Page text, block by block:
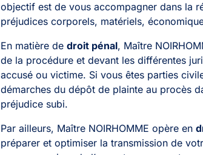
objectif est de vous accompagner dans la
préjudices corporels, matériels,
En matière de droit pénal, Maître
de la procédure et devant les différentes
accusé ou victime. Si vous êtes parties
démarches du dépôt de plainte au procès
préjudice subi.
Par ailleurs, Maître NOIRHOMME opère en
préparer et optimiser la transmission de